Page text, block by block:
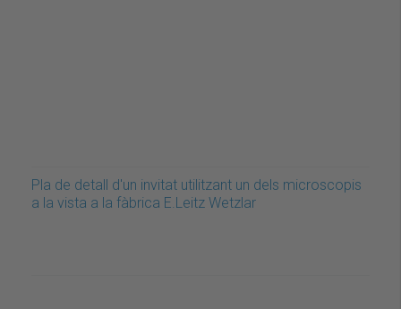
Pla de detall d'un invitat utilitzant un dels microscopis
a la vista a la fàbrica E.Leitz Wetzlar